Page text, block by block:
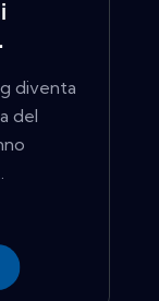
diventa
del